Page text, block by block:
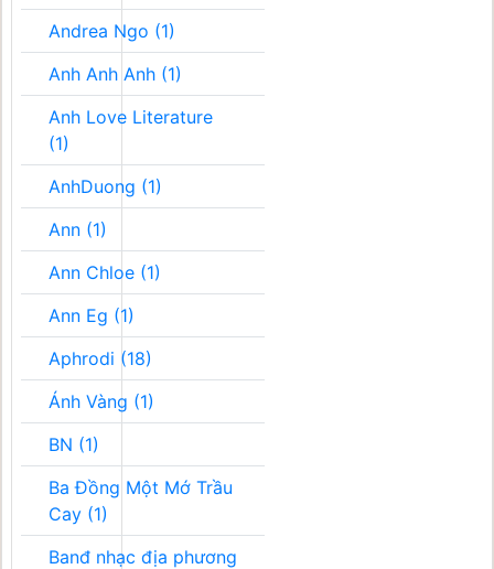
Andrea Ngo (1)
Anh Anh Anh (1)
Anh Love Literature
(1)
AnhDuong (1)
Ann (1)
Ann Chloe (1)
Ann Eg (1)
Aphrodi (18)
Ánh Vàng (1)
BN (1)
Ba Đồng Một Mớ Trầu
Cay (1)
Banđ nhạc địa phương